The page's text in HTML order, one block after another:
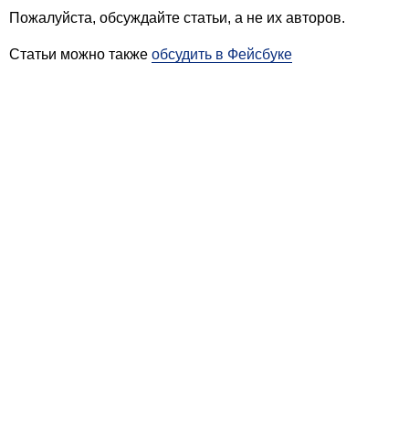
Пожалуйста, обсуждайте статьи, а не их авторов.
Статьи можно также обсудить в Фейсбуке